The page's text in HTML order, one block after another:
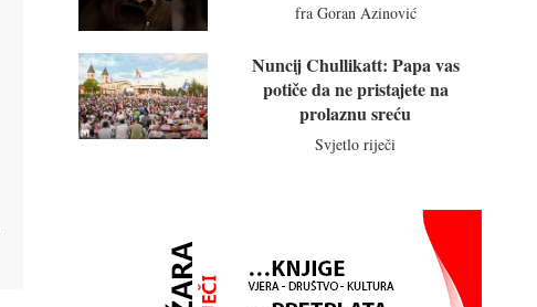
fra Goran Azinović
Nuncij Chullikatt: Papa vas
potiče da ne pristajete na
prolaznu sreću
Svjetlo riječi